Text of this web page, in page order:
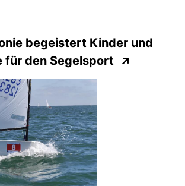
begeistert Kinder und
für den Segelsport
↗